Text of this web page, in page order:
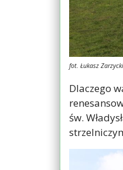
fot. Łukasz Zarzycki
Dlaczego
św.